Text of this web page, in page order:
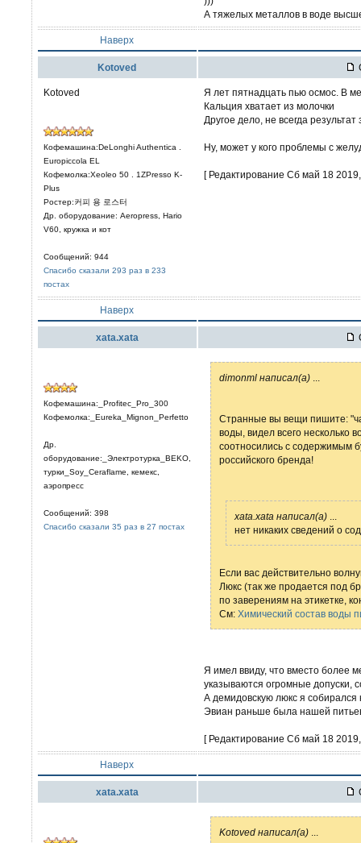
А тяжелых металлов в воде
Наверх
Kotoved
Kotoved
Кофемашина:DeLonghi Authentica .
Europiccola EL
Кофемолка:Xeoleo 50 . 1ZPresso K-
Plus
Ростер:커피 용 로스터
Др. оборудование: Aeropress, Hario
V60, кружка и кот
Сообщений: 944
Спасибо сказали 293 раз в 233
постах
Я лет пятнадцать пью осмос. В
Кальция хватает из молочки
Другое дело, не всегда
Ну, может у кого проблемы с
[ Редактирование Сб май 18
Наверх
xata.xata
Кофемашина:_Profitec_Pro_300
Кофемолка:_Eureka_Mignon_Perfetto
Др.
оборудование:_Электротурка_BEKO,
турки_Soy_Ceraflame, кемекс,
аэропресс
Сообщений: 398
Спасибо сказали 35 раз в 27 постах
dimonml написал(а)
Странные вы вещи пишите:
воды, видел всего несколько
соотносились с содержимым
российского бренда!
xata.xata написал(а)
нет никаких сведений о
Если вас действительно
Люкс (так же продается под
по заверениям на этикетке,
См: Химический состав воды
Я имел ввиду, что вместо более
указываются огромные допуски,
А демидовскую люкс я собирался
Эвиан раньше была нашей
[ Редактирование Сб май 18
Наверх
xata.xata
Kotoved написал(а)